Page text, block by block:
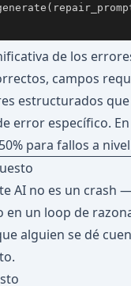
(
de los
campos
estructurados
error específico.
para fallos a
AI no es un crash
un loop de
alguien se dé